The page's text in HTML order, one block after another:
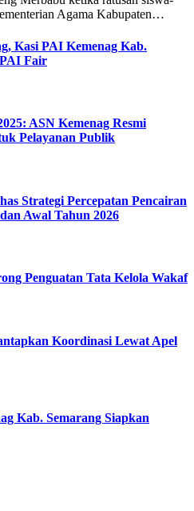
Agama Kabupaten…
Kasi PAI Kemenag Kab.
Fair
ASN Kemenag Resmi
Pelayanan Publik
Strategi Percepatan Pencairan
Awal Tahun 2026
Penguatan Tata Kelola Wakaf
Koordinasi Lewat Apel
Kab. Semarang Siapkan